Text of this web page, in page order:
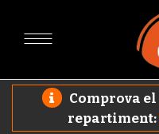
Comprova el
repartiment: